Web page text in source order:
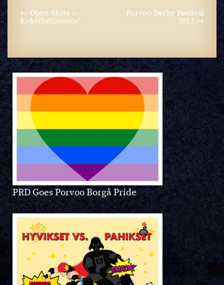
← Open Skate –
Kokeilutilaisuus!
Porvoo Derby Festival
2017 →
PRD Goes Porvoo Borgå Pride